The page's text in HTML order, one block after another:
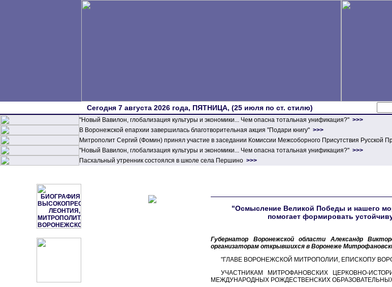
Сегодня 7 августа 2026 года, ПЯТНИЦА, (25 июля по ст. стилю)
"Новый Вавилон, глобализация культуры и экономики... Чем опасна тотальная унификация?" >>>
В Воронежской епархии завершилась благотворительная акция "Подари книгу" >>>
Митрополит Сергий (Фомин) принял участие в заседании Комиссии Межсоборного Присутствия Русской
"Новый Вавилон, глобализация культуры и экономики... Чем опасна тотальная унификация?" >>>
Пасхальный утренник состоялся в школе села Першино >>>
"Осмысление Великой Победы и нашего
помогает формировать
Губернатор Воронежской области Александр
организаторам открывшихся в Воронеже
"ГЛАВЕ ВОРОНЕЖСКОЙ МИТРОПОЛИИ, ЕПИСКОПУ
УЧАСТНИКАМ МИТРОФАНОВСКИХ ЦЕРКОВНО-
МЕЖДУНАРОДНЫХ РОЖДЕСТВЕНСКИХ